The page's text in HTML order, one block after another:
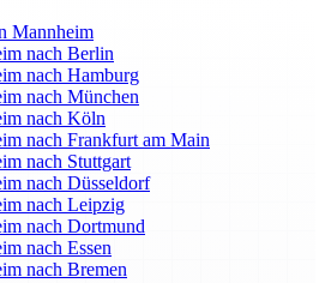
Mannheim
nach Berlin
nach Hamburg
nach München
nach Köln
nach Frankfurt am Main
nach Stuttgart
nach Düsseldorf
nach Leipzig
nach Dortmund
nach Essen
nach Bremen